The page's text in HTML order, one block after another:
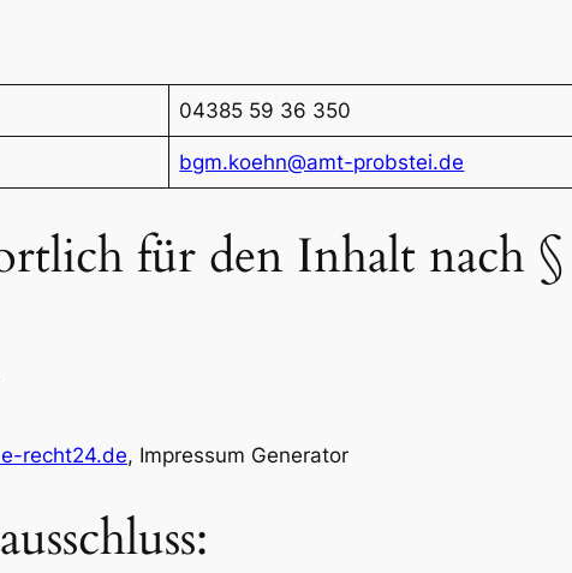
04385 59 36 350
bgm.koehn@amt-probstei.de
für den Inhalt nach §
recht24.de, Impressum Generator